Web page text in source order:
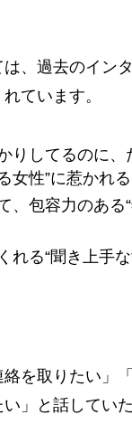
、過去のイン
ています。
りしてるのに、
女性”に惹かれる
、包容力のある
れる“聞き上手な
絡を取りたい」
い」と話してい